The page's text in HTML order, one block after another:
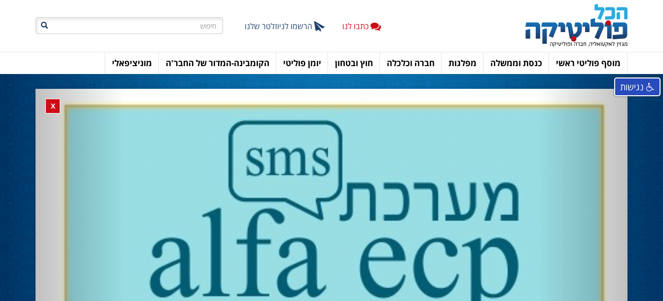
חיפוש כתבו לנו הרשמו לניוזלטר שלנו
מוסף פוליטי ראשי כנסת וממשלה מפלגות חברה וכלכלה חוץ ובטחון יומן פוליטי הקומבינה-המדור של החבר'ה מוניציפאלי
Close banner
X
נגישות